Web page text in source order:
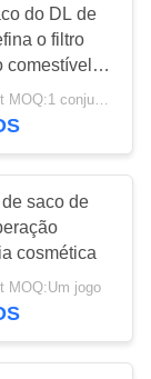
13
do DL de
o filtro
comestível
$ 10,000-200,000 / set MOQ:1 conjunto
saco de
cosmética
MOQ:Um jogo